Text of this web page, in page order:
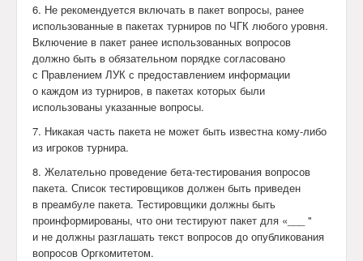
6. Не рекомендуется включать в пакет вопросы, ранее
использованные в пакетах турниров по ЧГК любого уровня.
Включение в пакет ранее использованных вопросов
должно быть в обязательном порядке согласовано
с Правлением ЛУК с предоставлением информации
о каждом из турниров, в пакетах которых были
использованы указанные вопросы.
7. Никакая часть пакета не может быть известна кому-либо
из игроков турнира.
8. Желательно проведение бета-тестирования вопросов
пакета. Список тестировщиков должен быть приведен
в преамбуле пакета. Тестировщики должны быть
проинформированы, что они тестируют пакет для «___ "
и не должны разглашать текст вопросов до опубликования
вопросов Оргкомитетом.